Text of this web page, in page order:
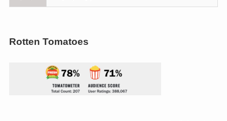
Rotten Tomatoes